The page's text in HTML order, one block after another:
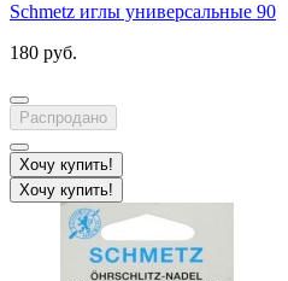
Schmetz иглы универсальные 90
180 руб.
Распродано
Хочу купить!
Хочу купить!